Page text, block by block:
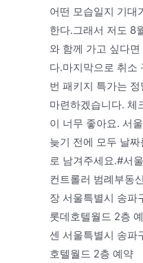
어떤 모습일지 기대
한다.그래서 저도 8
와 함께 가고 싶다
다.마지막으로 취소
번 패키지 특가는
마련하겠습니다. 체
이 너무 좋아요. 서
늦기 전에 모두 날
로 남겨주세요.#서
컨트롤러 범례부동
장 서울특별시 송파
롯데호텔월드 2층
센 서울특별시 송파
호텔월드 2층 예약